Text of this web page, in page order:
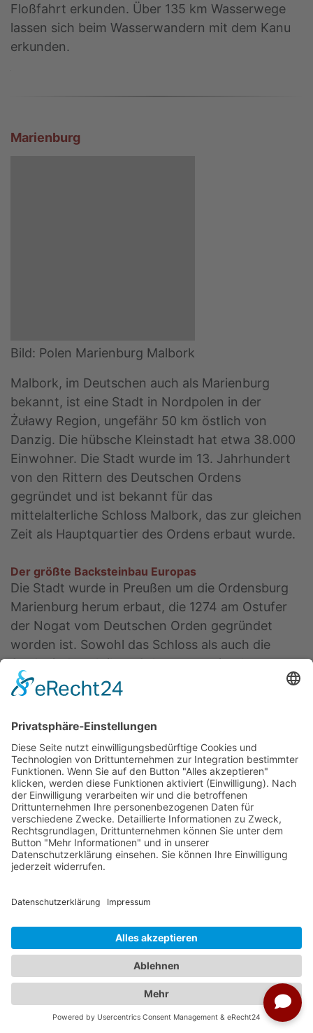
Floßfahrt erkunden. Über 135 km Wasserwege
lassen sich beim Wasserwandern mit dem Kanu
erkunden.
Marienburg
Bild: Polen Marienburg Malbork
Malbork, im Deutschen auch als Marienburg
bekannt, ist eine Stadt in Nordpolen in der
Żuławy Region, ungefähr 50 km östlich von
Danzig. Die hübsche Kleinstadt hat etwa 38.000
Einwohner. Die Stadt wurde im 13. Jahrhundert
von den Rittern des Deutschen Ordens
gegründet und ist bekannt für das
mittelalterliche Schloss Malbork, das zur gleichen
Zeit als Hauptquartier des Ordens erbaut wurde.
Der größte Backsteinbau Europas
Die Stadt wurde in Preußen um die Ordensburg
Marienburg herum erbaut, die 1274 am Ostufer
der Nogat vom Deutschen Orden gegründet
worden ist. Sowohl das Schloss als auch die
Stadt sind nach ihrer Schutzpatronin, der
Jungfrau Maria benannt. Diese befestigte Burg
war Sitz des Deutschen Ordens und Europas
größte gotische Festung. Während des
Marienburg vom Deutschen Orden an ihre
kaiserlichen Soldaten aus Böhmen verpfändet.
Sie verkauften die Burg 1457 anstelle von
Entschädigungen an König Kasimir IV. von Polen.
Die Burganlage besteht seit fast 230 Jahren
ununterbrochen aus drei Schlössern. Das
Vorschloss diente als Verteidigungsbollwerk, im
Ordensritter und im Mittelschloss war die
Verwaltung des Ordens und des Landes
untergebracht. Als klassisches Beispiel einer
mittelalterlichen Festung ist es die größte
Ziegelsteinburg der Welt und eine der
eindrucksvollsten ihrer Art in Europa. Während
des zweiten Welt-Krieges wurde das Schloss zu